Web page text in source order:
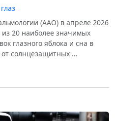
(AAO) в апреле 2026
из 20 наиболее значимых
глазного яблока и сна в
от солнцезащитных …